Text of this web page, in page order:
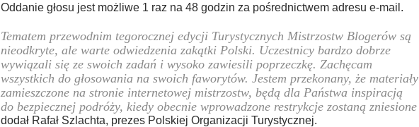
Oddanie głosu jest możliwe 1 raz na 48 godzin za pośrednictwem adresu e-mail.
Tematem przewodnim tegorocznej edycji Turystycznych Mistrzostw Blogerów są
nieodkryte, ale warte odwiedzenia zakątki Polski. Uczestnicy bardzo dobrze
wywiązali się ze swoich zadań i wysoko zawiesili poprzeczkę. Zachęcam
wszystkich do głosowania na swoich faworytów. Jestem przekonany, że materiały
zamieszczone na stronie internetowej mistrzostw, będą dla Państwa inspiracją
do bezpiecznej podróży, kiedy obecnie wprowadzone restrykcje zostaną zniesione
dodał Rafał Szlachta, prezes Polskiej Organizacji Turystycznej.